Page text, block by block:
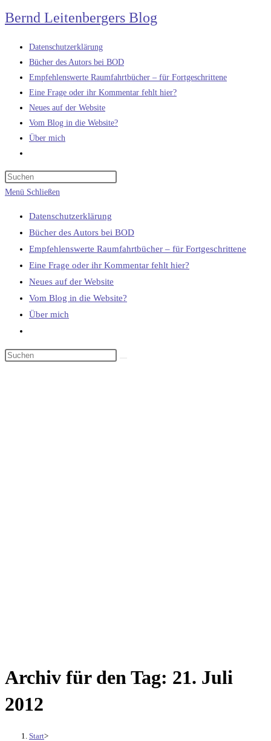
Zum
Inhalt
springen
Bernd Leitenbergers Blog
Datenschutzerklärung
Bücher des Autors bei BOD
Empfehlenswerte Raumfahrtbücher – für Fortgeschrittene
Eine Frage oder ihr Kommentar fehlt hier?
Neues auf der Website
Vom Blog in die Website?
Über mich
umschalten
Menü Schließen
Datenschutzerklärung
Bücher des Autors bei BOD
Empfehlenswerte Raumfahrtbücher – für Fortgeschrittene
Eine Frage oder ihr Kommentar fehlt hier?
Neues auf der Website
Vom Blog in die Website?
Über mich
umschalten
Archiv für den Tag: 21. Juli
2012
Start>